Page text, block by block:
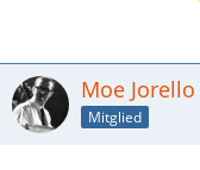
Moe Jorello
Mitglied